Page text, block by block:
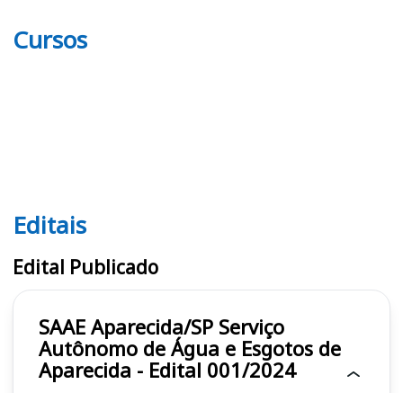
Cursos
Editais SAAE
Editais
Edital Publicado
SAAE Aparecida/SP Serviço
Autônomo de Água e Esgotos de
Aparecida - Edital 001/2024